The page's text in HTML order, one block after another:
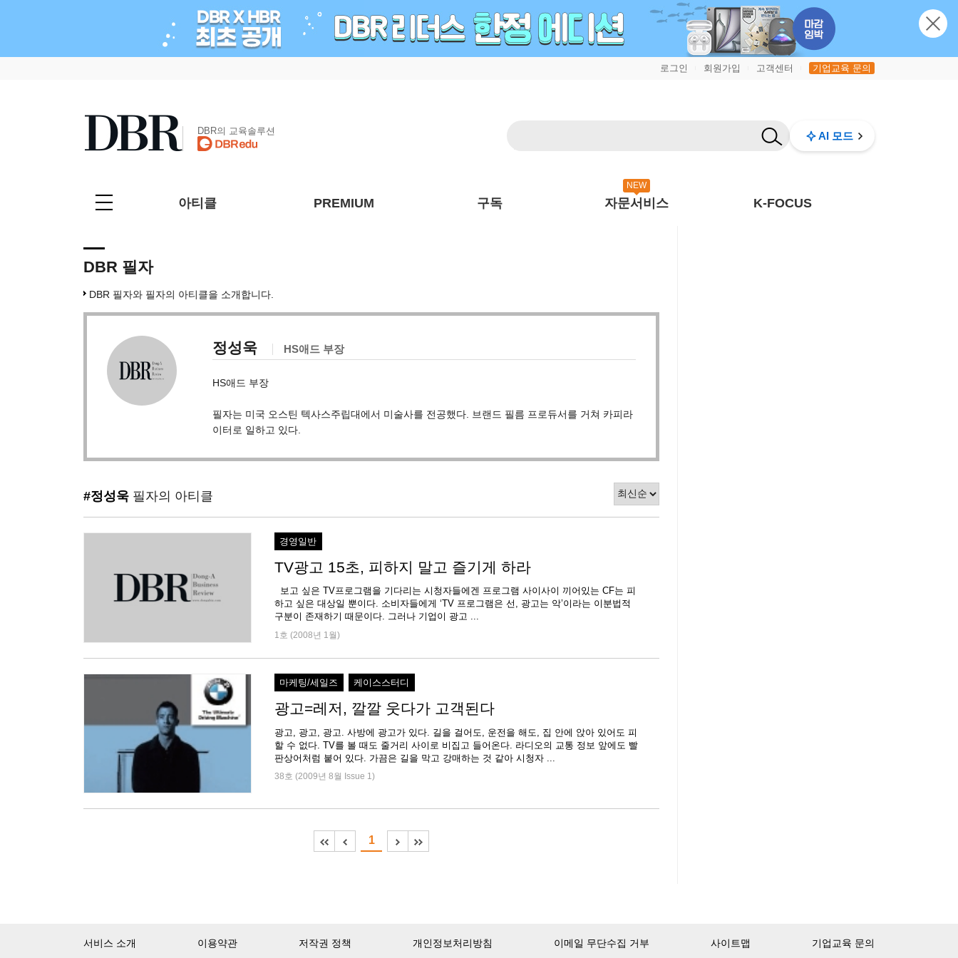
로그인 회원가입 고객센터 기업교육 문의
DBR의 교육솔루션 AI 모드
아티클 PREMIUM 구독
NEW
자문서비스 K-FOCUS
DBR 필자
DBR 필자와 필자의 아티클을 소개합니다.
정성욱 HS애드 부장
HS애드 부장
필자는 미국 오스틴 텍사스주립대에서 미술사를 전공했다. 브랜드 필름 프로듀서를 거쳐 카피라
이터로 일하고 있다.
#정성욱 필자의 아티클
경영일반
TV광고 15초, 피하지 말고 즐기게 하라
보고 싶은 TV프로그램을 기다리는 시청자들에겐 프로그램 사이사이 끼어있는 CF는 피
하고 싶은 대상일 뿐이다. 소비자들에게 ‘TV 프로그램은 선, 광고는 악’이라는 이분법적
구분이 존재하기 때문이다. 그러나 기업이 광고 ...
1호 (2008년 1월)
마케팅/세일즈 케이스스터디
광고=레저, 깔깔 웃다가 고객된다
광고, 광고, 광고. 사방에 광고가 있다. 길을 걸어도, 운전을 해도, 집 안에 앉아 있어도 피
할 수 없다. TV를 볼 때도 줄거리 사이로 비집고 들어온다. 라디오의 교통 정보 앞에도 빨
판상어처럼 붙어 있다. 가끔은 길을 막고 강매하는 것 같아 시청자 ...
38호 (2009년 8월 Issue 1)
1
서비스 소개 이용약관 저작권 정책 개인정보처리방침 이메일 무단수집 거부 사이트맵 기업교육 문의